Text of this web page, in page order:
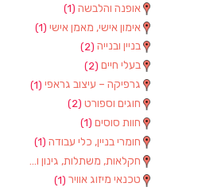
אופנה והלבשה (1)
אימון אישי, מאמן אישי (1)
בניין ובנייה (2)
בעלי חיים (2)
גרפיקה – עיצוב גראפי (1)
חוגים וספורט (2)
חוות סוסים (1)
חומרי בניין, כלי עבודה (1)
חקלאות, משתלות, גינון וציוד
טכנאי מיזוג אוויר (1)